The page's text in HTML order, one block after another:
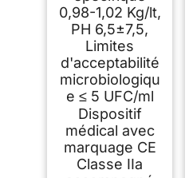
0,98-1,02 Kg/lt,
PH 6,5±7,5,
Limites
d'acceptabilité
microbiologiqu
e ≤ 5 UFC/ml
Dispositif
médical avec
marquage CE
Classe IIa